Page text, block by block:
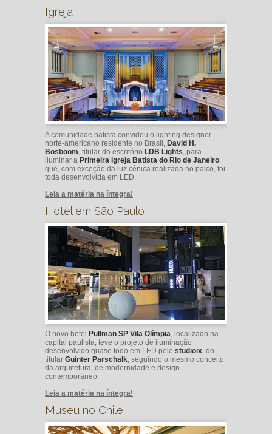
Igreja
A comunidade batista convidou o lighting designer
norte-americano residente no Brasil, David H.
Bosboom , titular do escritório LDB Lights , para
iluminar a Primeira Igreja Batista do Rio de Janeiro
que, com exceção da luz cênica realizada no palco, foi
toda desenvolvida em LED.
Leia a matéria na íntegra!
Hotel em São Paulo
O novo hotel Pullman SP Vila Olímpia, localizado na
capital paulista, teve o projeto de iluminação
desenvolvido quase todo em LED pelo studioix, do
titular Guinter Parschalk, seguindo o mesmo conceito
da arquitetura, de modernidade e design
contemporâneo.
Leia a matéria na íntegra!
Museu no Chile